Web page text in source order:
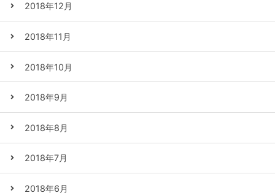
2018年12月
2018年11月
2018年10月
2018年9月
2018年8月
2018年7月
2018年6月